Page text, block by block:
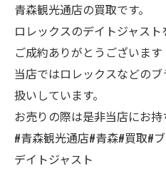
青森観光通店の買取です。
ロレックスのデイトジャスト
ご成約ありがとうございます
当店ではロレックスなどの
扱いしています。
お売りの際は是非当店にお持
#青森観光通店#青森#買取#
デイトジャスト